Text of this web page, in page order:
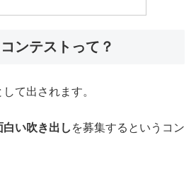
ンテストって？
て出されます。
い吹き出し を募集するというコン